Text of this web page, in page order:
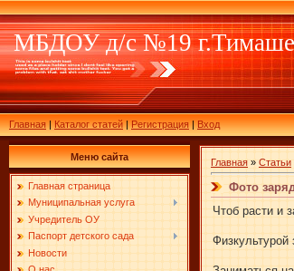
МБДОУ д/с №19
Главная|Каталог статей|Регистрация|Вход
Меню сайта
Главная страница
Муниципальная услуга
Учредитель ОУ
Паспорт детского сада
Новости
Главная » Статьи
Фото
Чтоб расти и
Физкультурой